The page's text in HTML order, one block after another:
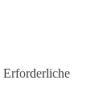
Erforderliche